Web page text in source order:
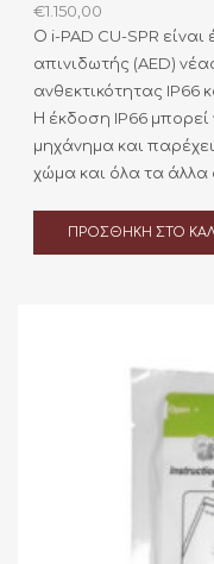
€1.150,00
Ο i-PAD CU-SPR
απινιδωτής (AED)
ανθεκτικότητας IP66
Η έκδοση IP66 μπορεί
μηχάνημα και
χώμα και όλα τα άλλα
ΠΡΟΣΘΉΚΗ ΣΤΟ